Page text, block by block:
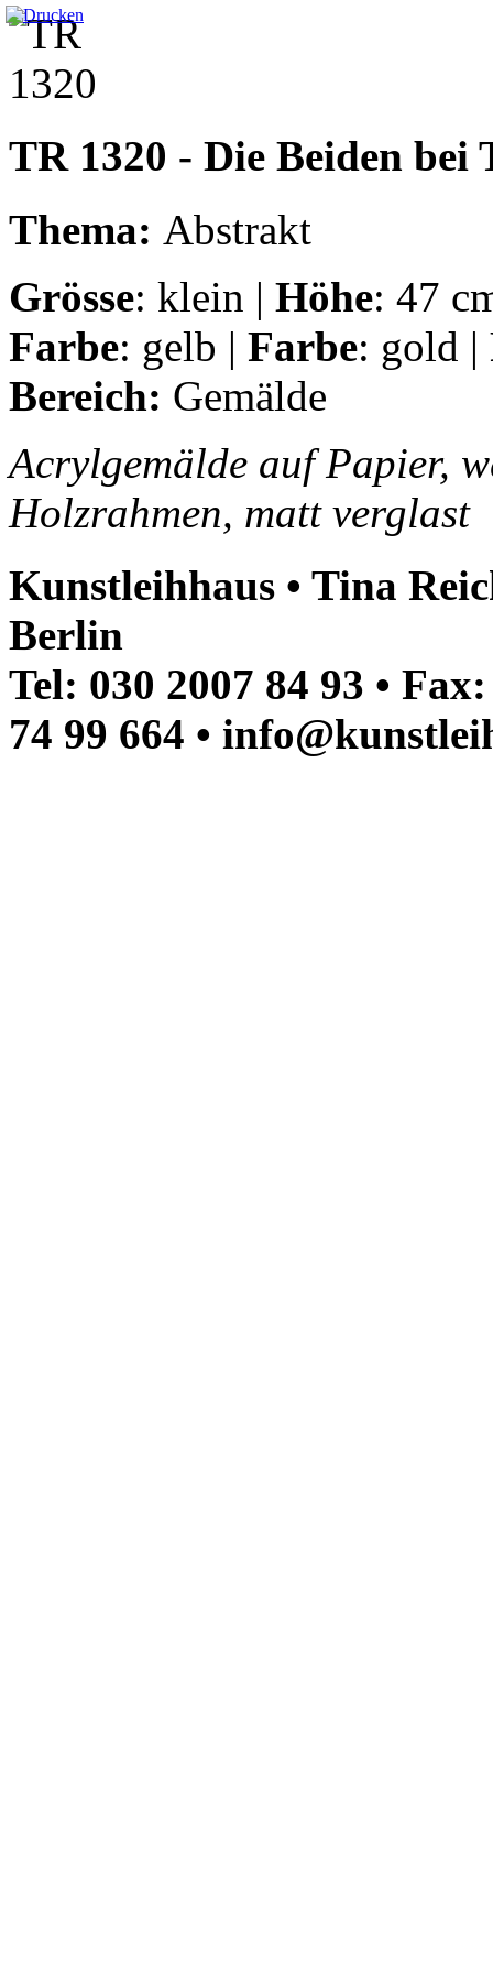
TR 1320 - Die Beiden bei
Thema: Abstrakt
Grösse: klein | Höhe: 47
Farbe: gelb | Farbe: gold |
Bereich: Gemälde
Acrylgemälde auf Papier,
Holzrahmen, matt verglast
Kunstleihhaus • Tina
Berlin
Tel: 030 2007 84 93 •
74 99 664 •